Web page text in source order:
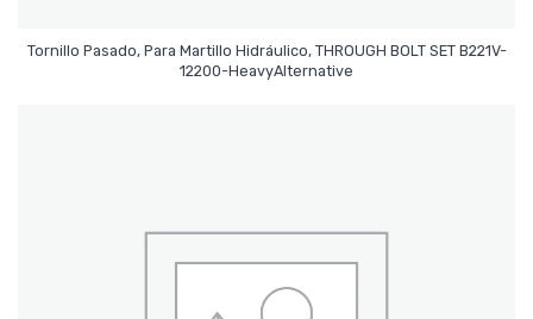
Tornillo Pasado, Para Martillo Hidráulico, THROUGH BOLT SET B221V-
12200-HeavyAlternative
Leer Más